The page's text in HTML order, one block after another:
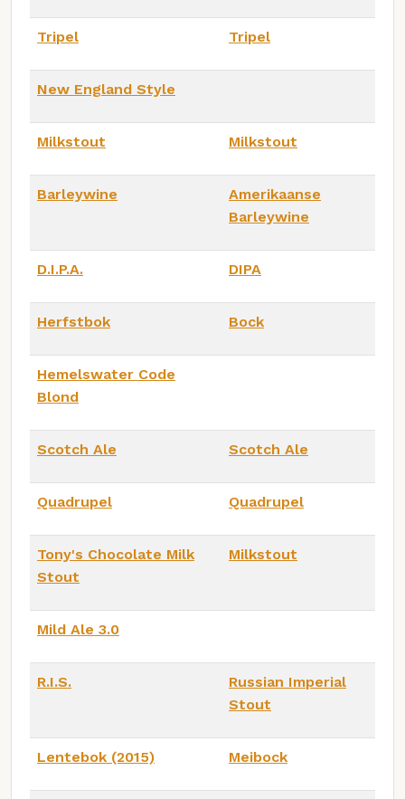
Tripel Tripel
New England Style
Milkstout Milkstout
Barleywine
Amerikaanse
Barleywine
D.I.P.A. DIPA
Herfstbok Bock
Hemelswater Code
Blond
Scotch Ale Scotch Ale
Quadrupel Quadrupel
Tony's Chocolate Milk
Stout
Milkstout
Mild Ale 3.0
R.I.S.
Russian Imperial
Stout
Lentebok (2015) Meibock